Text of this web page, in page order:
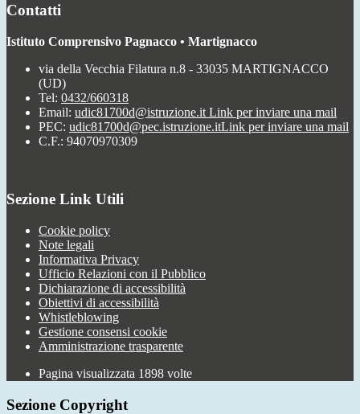
Contatti
Istituto Comprensivo Pagnacco • Martignacco
via della Vecchia Filatura n.8 - 33035 MARTIGNACCO
(UD)
Tel: 0432/660318
Email: udic81700d@istruzione.it Link per inviare una mail
PEC: udic81700d@pec.istruzione.itLink per inviare una mail
C.F.: 94070970309
Sezione Link Utili
Cookie policy
Note legali
Informativa Privacy
Ufficio Relazioni con il Pubblico
Dichiarazione di accessibilità
Obiettivi di accessibilità
Whistleblowing
Gestione consensi cookie
Amministrazione trasparente
Pagina visualizzata 1898 volte
Sezione Copyright